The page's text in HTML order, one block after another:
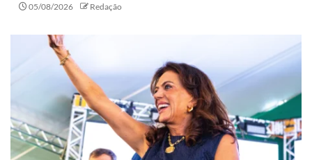
05/08/2026 Redação